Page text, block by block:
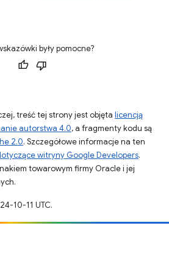
były pomocne?
treść tej strony jest objęta licencją
autorstwa 4.0, a fragmenty kodu są
2.0. Szczegółowe informacje na ten
witryny Google Developers.
towarowym firmy Oracle i jej
10-11 UTC.